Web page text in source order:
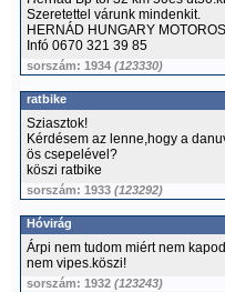
Szeretettel várunk mindenkit.
HERNÁD HUNGARY
Infó 0670 321 39 85
sorszám: 1934 (123330)
ratbike
Sziasztok!
Kérdésem az lenne,hogy a
ös csepelével?
köszi ratbike
sorszám: 1933 (123292)
Hóvirág
Árpi nem tudom miért nem
nem vipes.köszi!
sorszám: 1932 (123243)